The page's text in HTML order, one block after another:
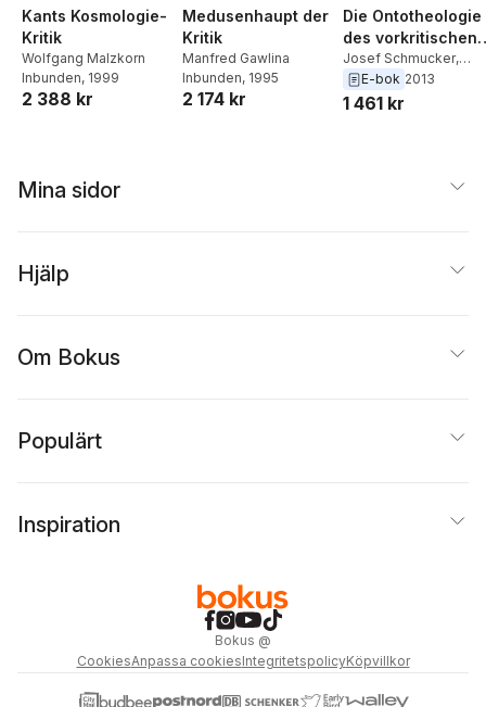
Kants Kosmologie-
Kritik
Wolfgang Malzkorn
Inbunden, 1999
2 388 kr
Medusenhaupt der
Kritik
Manfred Gawlina
Inbunden, 1995
2 174 kr
Die Ontotheologie
des vorkritischen
Kant
Josef Schmucker,
Joachim Kopper
Gerhard Funke
E-bok 2013
1 461 kr
Mina sidor
Hjälp
Om Bokus
Populärt
Inspiration
Bokus @
CookiesAnpassa cookiesIntegritetspolicyKöpvillkor